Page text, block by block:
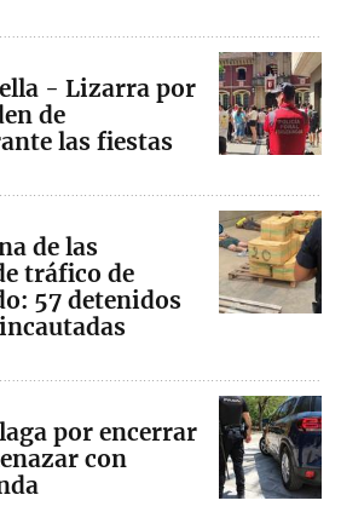
- Lizarra por
de
las fiestas
de las
tráfico de
57 detenidos
por encerrar
con